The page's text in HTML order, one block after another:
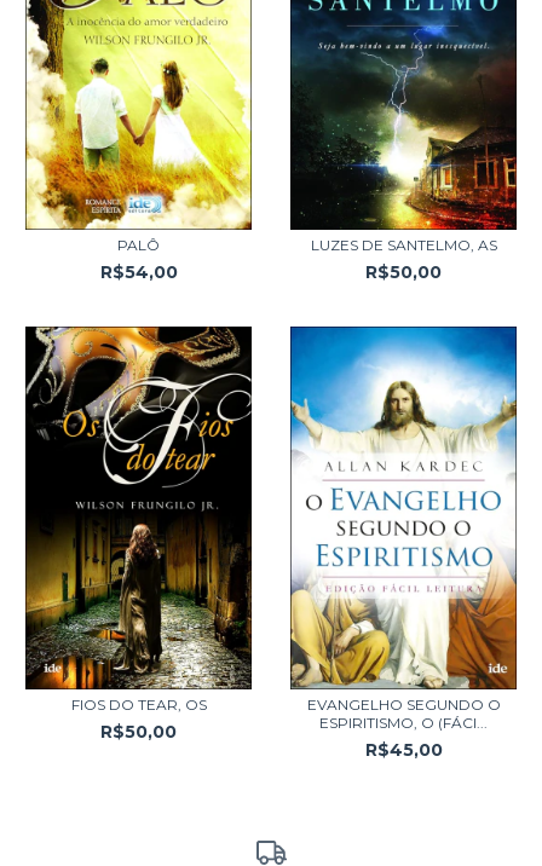
PALÔ
R$54,00
LUZES DE SANTELMO, AS
R$50,00
FIOS DO TEAR, OS
R$50,00
EVANGELHO SEGUNDO O
ESPIRITISMO, O (FÁCI...
R$45,00